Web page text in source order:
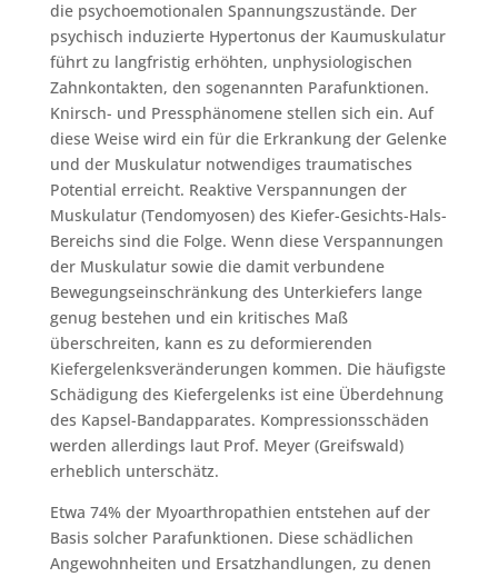
die psychoemotionalen Spannungszustände. Der
psychisch induzierte Hypertonus der Kaumuskulatur
führt zu langfristig erhöhten, unphysiologischen
Zahnkontakten, den sogenannten Parafunktionen.
Knirsch- und Pressphänomene stellen sich ein. Auf
diese Weise wird ein für die Erkrankung der Gelenke
und der Muskulatur notwendiges traumatisches
Potential erreicht. Reaktive Verspannungen der
Muskulatur (Tendomyosen) des Kiefer-Gesichts-Hals-
Bereichs sind die Folge. Wenn diese Verspannungen
der Muskulatur sowie die damit verbundene
Bewegungseinschränkung des Unterkiefers lange
genug bestehen und ein kritisches Maß
überschreiten, kann es zu deformierenden
Kiefergelenksveränderungen kommen. Die häufigste
Schädigung des Kiefergelenks ist eine Überdehnung
des Kapsel-Bandapparates. Kompressionsschäden
werden allerdings laut Prof. Meyer (Greifswald)
erheblich unterschätz.
Etwa 74% der Myoarthropathien entstehen auf der
Basis solcher Parafunktionen. Diese schädlichen
Angewohnheiten und Ersatzhandlungen, zu denen